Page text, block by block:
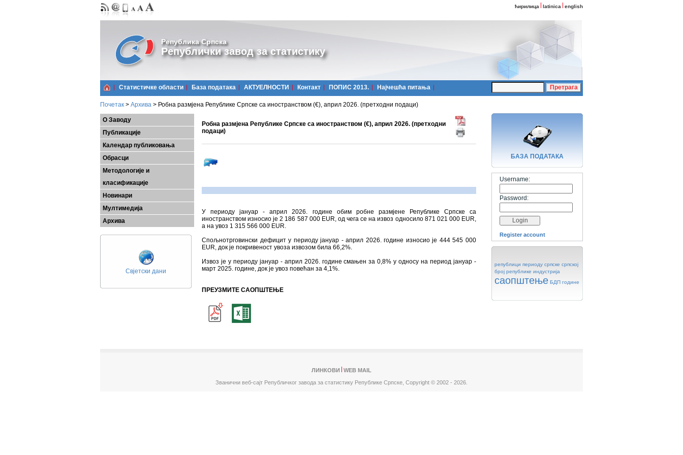
ћирилица latinica english
Република Српска
Републички завод за статистику
Статистичке области Базa података АКТУЕЛНОСТИ Контакт ПОПИС 2013. Најчешћa питања
Почетак > Архива > Робна размјена Републике Српске са иностранством (€), април 2026. (претходни подаци)
О Заводу
Публикације
Календар публиковања
Обрасци
Методологије и
класификације
Новинари
Мултимедија
Архива
Свјетски дани
Робна размјена Републике Српске са иностранством (€), април 2026. (претходни
подаци)
У периоду јануар - април 2026. године обим робне размјене Републике Српске са
иностранством износио је 2 186 587 000 ЕUR, од чега се на извоз односило 871 021 000 ЕUR,
а на увоз 1 315 566 000 ЕUR.
Спољнотрговински дефицит у периоду јануар - април 2026. године износио је 444 545 000
ЕUR, док је покривеност увоза извозом била 66,2%.
Извоз је у периоду јануар - април 2026. године смањен за 0,8% у односу на период јануар -
март 2025. године, док је увоз повећан за 4,1%.
ПРЕУЗМИТЕ САОПШТЕЊЕ
БАЗA ПОДАТАКА
Username:
Password:
Register account
републици периоду српске српској
број републике индустрија
саопштење БДП године
ЛИНКОВИ
WEB MAIL
Званични веб-сајт Републичког завода за статистику Републике Српске, Copyright © 2002 - 2026.